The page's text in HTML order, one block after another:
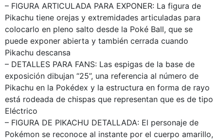
– FIGURA ARTICULADA PARA EXPONER: La figura de
Pikachu tiene orejas y extremidades articuladas para
colocarlo en pleno salto desde la Poké Ball, que se
puede exponer abierta y también cerrada cuando
Pikachu descansa
– DETALLES PARA FANS: Las espigas de la base de
exposición dibujan “25”, una referencia al número de
Pikachu en la Pokédex y la estructura en forma de rayo
está rodeada de chispas que representan que es de tipo
Eléctrico
– FIGURA DE PIKACHU DETALLADA: El personaje de
Pokémon se reconoce al instante por el cuerpo amarillo,